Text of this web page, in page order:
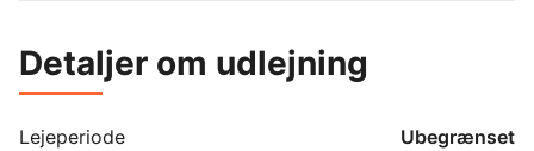
Detaljer om udlejning
Lejeperiode
Ubegrænset